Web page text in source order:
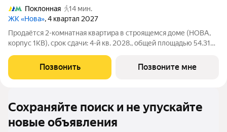
Поклонная
14 мин.
ЖК «Нова», 4 квартал 2027
Продаётся 2-комнатная квартира в строящемся доме (НОВА,
корпус 1КВ), срок сдачи: 4-й кв. 2028., общей площадью 54.31
зеленом районе Москвы, ставшие образцом практичной
премиальности и
Позвонить Позвоните мне
Сохраняйте поиск и не упускайте
новые объявления